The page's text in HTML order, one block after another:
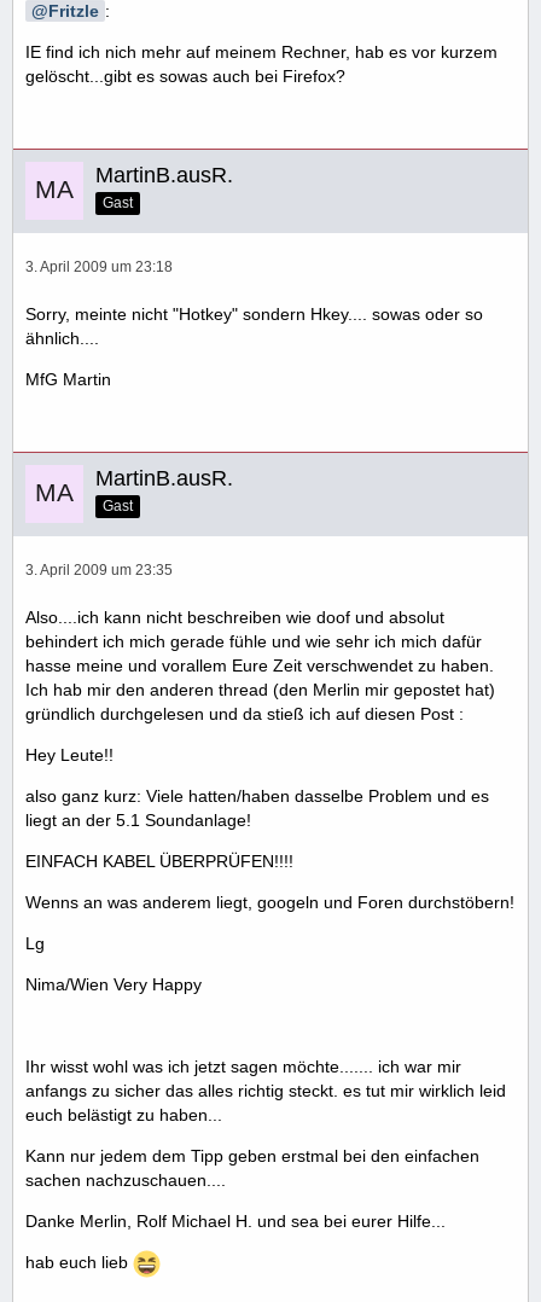
Fritzle :
IE find ich nich mehr auf meinem Rechner, hab es vor kurzem
gelöscht...gibt es sowas auch bei Firefox?
MartinB.ausR.
Gast
3. April 2009 um 23:18
Sorry, meinte nicht "Hotkey" sondern Hkey.... sowas oder so
ähnlich....
MfG Martin
MartinB.ausR.
Gast
3. April 2009 um 23:35
Also....ich kann nicht beschreiben wie doof und absolut
behindert ich mich gerade fühle und wie sehr ich mich dafür
hasse meine und vorallem Eure Zeit verschwendet zu haben.
Ich hab mir den anderen thread (den Merlin mir gepostet hat)
gründlich durchgelesen und da stieß ich auf diesen Post :
Hey Leute!!
also ganz kurz: Viele hatten/haben dasselbe Problem und es
liegt an der 5.1 Soundanlage!
EINFACH KABEL ÜBERPRÜFEN!!!!
Wenns an was anderem liegt, googeln und Foren durchstöbern!
Lg
Nima/Wien Very Happy
Ihr wisst wohl was ich jetzt sagen möchte....... ich war mir
anfangs zu sicher das alles richtig steckt. es tut mir wirklich leid
euch belästigt zu haben...
Kann nur jedem dem Tipp geben erstmal bei den einfachen
sachen nachzuschauen....
Danke Merlin, Rolf Michael H. und sea bei eurer Hilfe...
hab euch lieb